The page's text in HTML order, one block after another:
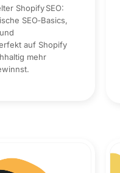
Shopify SEO:
SEO‑Basics,
auf Shopify
mehr